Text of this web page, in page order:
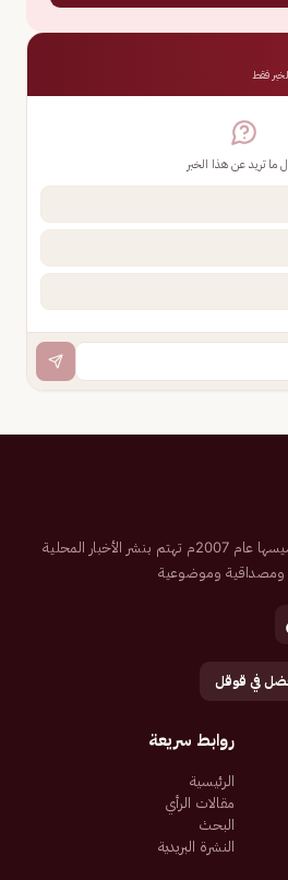
فقط
ما تريد عن هذا الخبر
صحيفة إلكترونية سعودية تم تأسيسها عام 2007م تهتم بنشر الأخبار المحلية
ومصداقية وموضوعية
في قوقل
روابط سريعة
الرئيسية
مقالات الرأي
البحث
النشرة البريدية